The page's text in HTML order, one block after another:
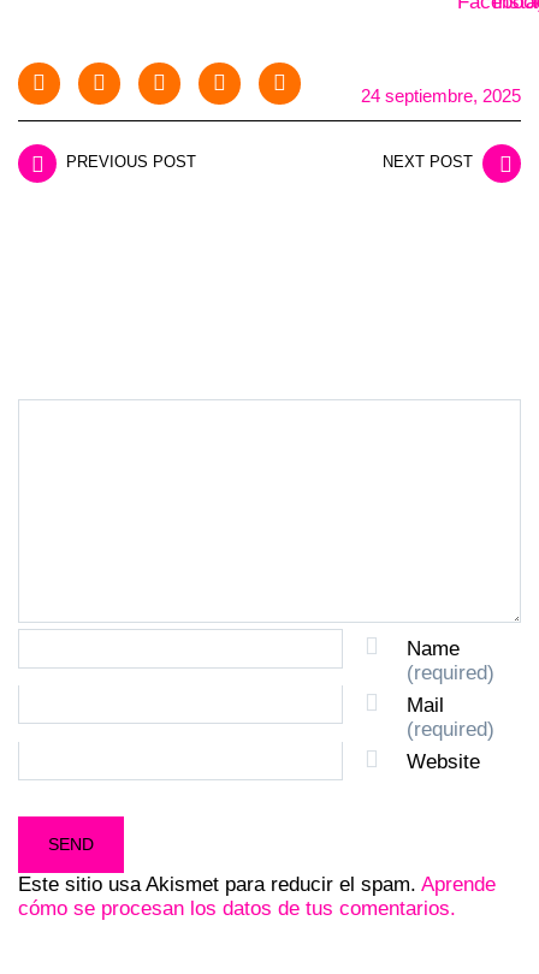
24 septiembre, 2025
PREVIOUS POST NEXT POST
Name
(required)
Mail
(required)
Website
Este sitio usa Akismet para reducir el spam. Aprende
cómo se procesan los datos de tus comentarios.